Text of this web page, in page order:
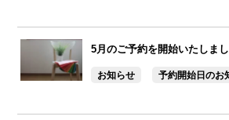
5月のご予約を開始いたしまし
お知らせ 予約開始日のお